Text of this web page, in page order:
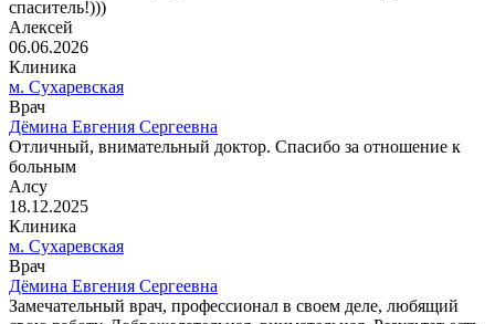
спаситель!)))
Алексей
06.06.2026
Клиника
м. Сухаревская
Врач
Дёмина Евгения Сергеевна
Отличный, внимательный доктор. Спасибо за отношение к
больным
Алсу
18.12.2025
Клиника
м. Сухаревская
Врач
Дёмина Евгения Сергеевна
Замечательный врач, профессионал в своем деле, любящий